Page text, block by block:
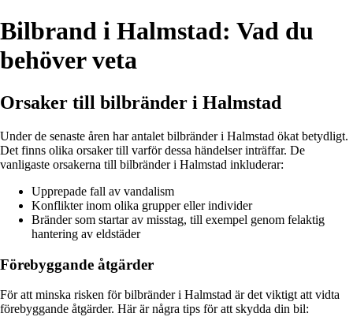
Bilbrand i Halmstad: Vad du
behöver veta
Orsaker till bilbränder i Halmstad
Under de senaste åren har antalet bilbränder i Halmstad ökat betydligt.
Det finns olika orsaker till varför dessa händelser inträffar. De
vanligaste orsakerna till bilbränder i Halmstad inkluderar:
Upprepade fall av vandalism
Konflikter inom olika grupper eller individer
Bränder som startar av misstag, till exempel genom felaktig
hantering av eldstäder
Förebyggande åtgärder
För att minska risken för bilbränder i Halmstad är det viktigt att vidta
förebyggande åtgärder. Här är några tips för att skydda din bil: